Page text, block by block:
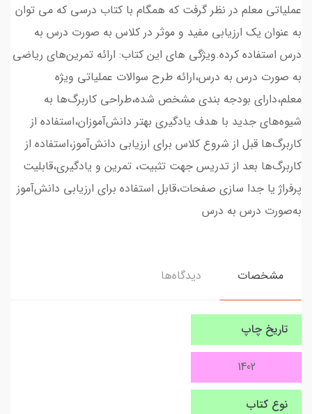
عملیاتی معلم در نظر گرفت که همگام با کتاب درسی که می توان
به عنوان یک ارزیابی مفید و موثر در کلاس به صورت درس به
درس استفاده کرده.ویژگی های این کتاب: ارائه تمرین‌های ریاضی
به صورت درس به درس،ارائه طرح سوالات عملیاتی ویژه
معلم،دارای بودجه بندی مشخص شده،طراحی کاربرگ‌ها به
شیوه‌های جدید با هدف یادگیری بهتر دانش‌آموزان،استفاده از
کاربرگ‌ها قبل از شروع کلاس برای ارزیابی دانش‌آموز،استفاده از
کاربرگ‌ها بعد از تدریس جهت تثبیت، تمرین و یادگیری،قابلیت
پرفراژ یا جدا سازی صفحات،قابل استفاده برای ارزیابی دانش‌آموز
به‌صورت درس به درس
مشخصات دیدگاه‌ها
تاریخ چاپ
1402
نوع کتاب